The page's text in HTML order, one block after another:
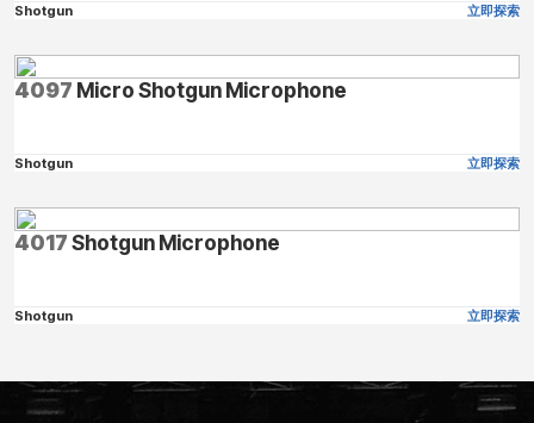
Shotgun 立即探索
4097 Micro Shotgun Microphone
Shotgun 立即探索
4017Shotgun Microphone
Shotgun 立即探索